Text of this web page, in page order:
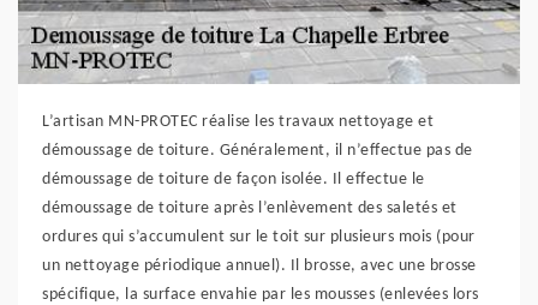
L’artisan MN-PROTEC réalise les travaux nettoyage et
démoussage de toiture. Généralement, il n’effectue pas de
démoussage de toiture de façon isolée. Il effectue le
démoussage de toiture après l’enlèvement des saletés et
ordures qui s’accumulent sur le toit sur plusieurs mois (pour
un nettoyage périodique annuel). Il brosse, avec une brosse
spécifique, la surface envahie par les mousses (enlevées lors